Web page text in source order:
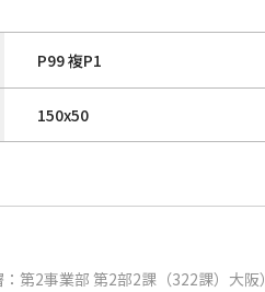
P99 複P1
150x50
第2事業部 第2部2課（322課）大阪）